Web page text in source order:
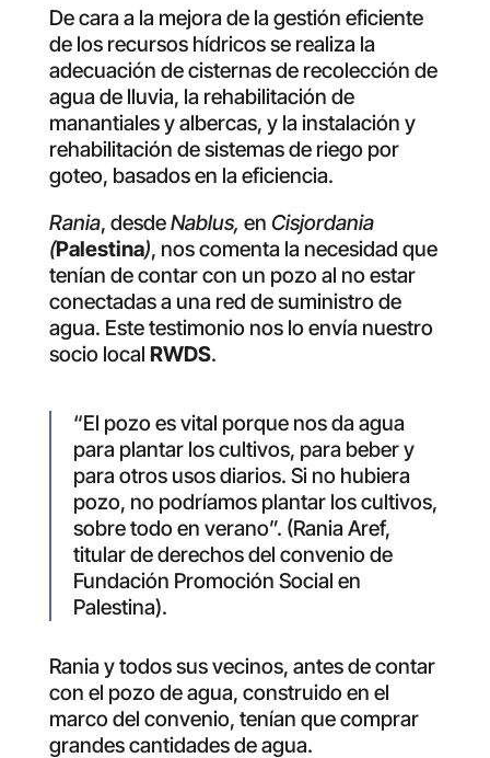
De cara a la mejora de la gestión eficiente
de los recursos hídricos se realiza la
adecuación de cisternas de recolección de
agua de lluvia, la rehabilitación de
manantiales y albercas, y la instalación y
rehabilitación de sistemas de riego por
goteo, basados en la eficiencia.
Rania, desdeNablus, en Cisjordania
(Palestina), nos comenta la necesidad que
tenían de contar con un pozo al no estar
conectadas a una red de suministro de
agua. Este testimonio nos lo envía nuestro
socio local RWDS.
“El pozo es vital porque nos da agua
para plantar los cultivos, para beber y
para otros usos diarios. Si no hubiera
pozo, no podríamos plantar los cultivos,
sobre todo en verano”. (Rania Aref,
titular de derechos del convenio de
Fundación Promoción Social en
Palestina).
Rania y todos sus vecinos, antes de contar
con el pozo de agua, construido en el
marco del convenio, tenían que comprar
grandes cantidades de agua.